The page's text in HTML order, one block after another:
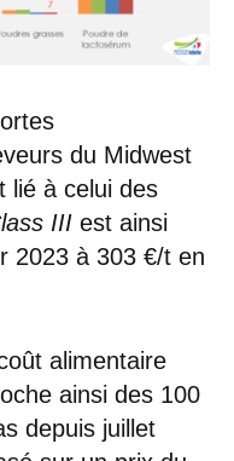
du Midwest
lié à celui des
III est ainsi
2023 à 303 €/t en
alimentaire
ainsi des 100
depuis juillet